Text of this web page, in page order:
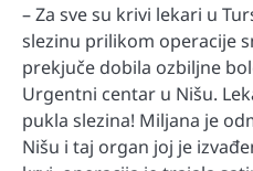
– Za sve su krivi lekari u
slezinu prilikom operacije
prekjuče dobila ozbiljne
Urgentni centar u Nišu.
pukla slezina! Miljana je
Nišu i taj organ joj je